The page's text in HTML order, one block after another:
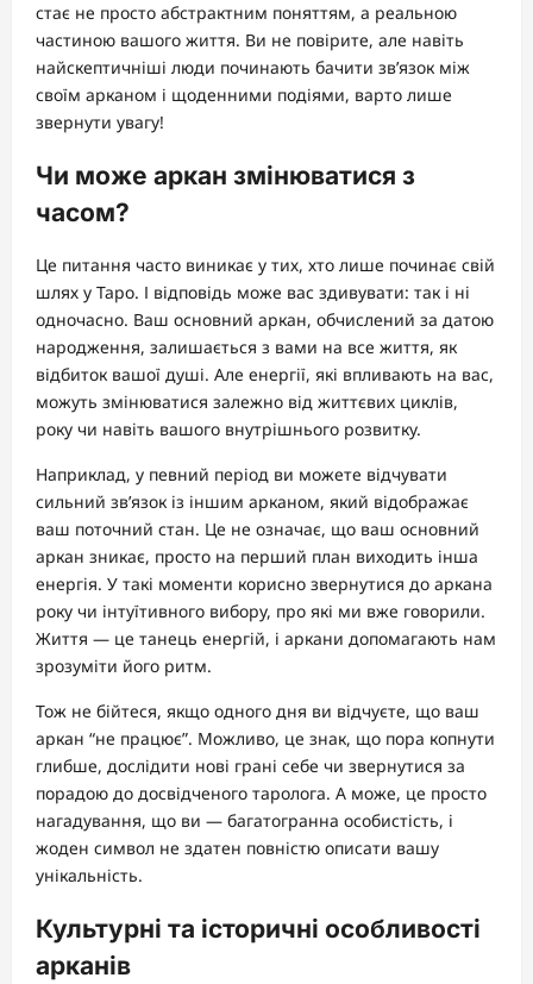
стає не просто абстрактним поняттям, а реальною
частиною вашого життя. Ви не повірите, але навіть
найскептичніші люди починають бачити зв’язок між
своїм арканом і щоденними подіями, варто лише
звернути увагу!
Чи може аркан змінюватися з
часом?
Це питання часто виникає у тих, хто лише починає свій
шлях у Таро. І відповідь може вас здивувати: так і ні
одночасно. Ваш основний аркан, обчислений за датою
народження, залишається з вами на все життя, як
відбиток вашої душі. Але енергії, які впливають на вас,
можуть змінюватися залежно від життєвих циклів,
року чи навіть вашого внутрішнього розвитку.
Наприклад, у певний період ви можете відчувати
сильний зв’язок із іншим арканом, який відображає
ваш поточний стан. Це не означає, що ваш основний
аркан зникає, просто на перший план виходить інша
енергія. У такі моменти корисно звернутися до аркана
року чи інтуїтивного вибору, про які ми вже говорили.
Життя — це танець енергій, і аркани допомагають нам
зрозуміти його ритм.
Тож не бійтеся, якщо одного дня ви відчуєте, що ваш
аркан “не працює”. Можливо, це знак, що пора копнути
глибше, дослідити нові грані себе чи звернутися за
порадою до досвідченого таролога. А може, це просто
нагадування, що ви — багатогранна особистість, і
жоден символ не здатен повністю описати вашу
унікальність.
Культурні та історичні особливості
арканів